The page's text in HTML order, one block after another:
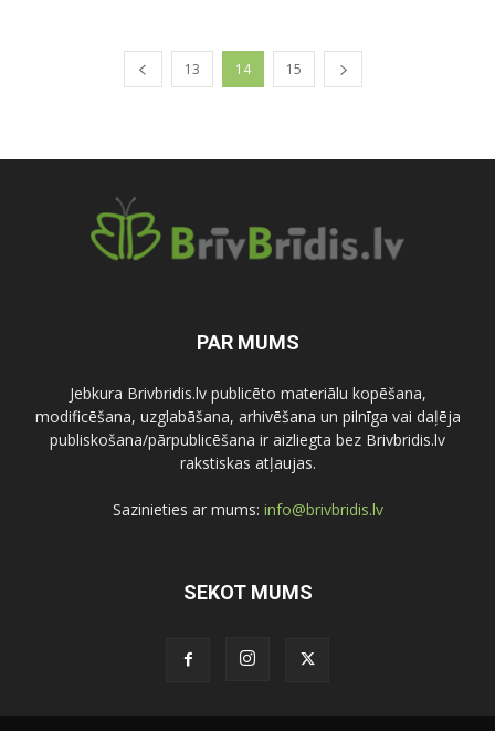
13 14 15
PAR MUMS
Jebkura Brivbridis.lv publicēto materiālu kopēšana,
modificēšana, uzglabāšana, arhivēšana un pilnīga vai daļēja
publiskošana/pārpublicēšana ir aizliegta bez Brivbridis.lv
rakstiskas atļaujas.
Sazinieties ar mums: info@brivbridis.lv
SEKOT MUMS